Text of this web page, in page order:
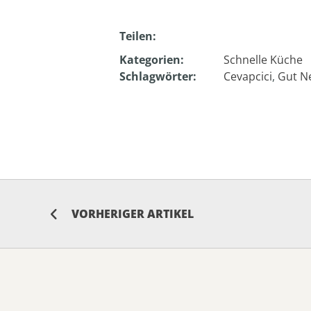
Teilen:
Kategorien:
Schnelle Küche
Schlagwörter:
Cevapcici, Gut
VORHERIGER ARTIKEL